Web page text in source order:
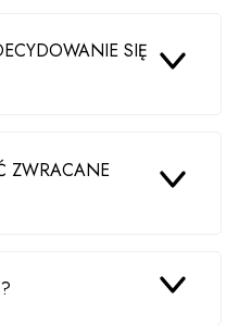
SIĘ
ZWRACANE